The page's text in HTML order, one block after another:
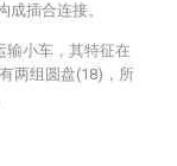
插合连接。
输小车，其特征在
两组圆盘(18)，所